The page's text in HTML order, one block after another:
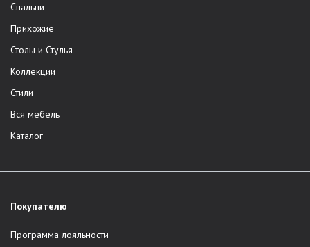
Спальни
Прихожие
Столы и Стулья
Коллекции
Стили
Вся мебель
Каталог
Покупателю
Программа лояльности